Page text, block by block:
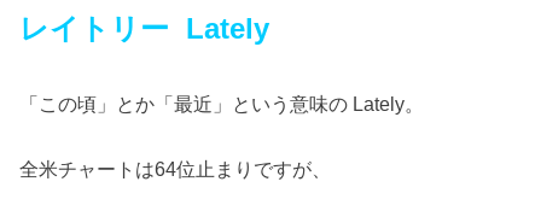
レイトリー Lately
「この頃」とか「最近」という意味の Lately。
全米チャートは64位止まりですが、